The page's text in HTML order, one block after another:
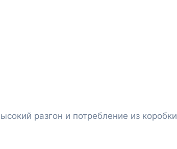
разгон и потребление из коробки